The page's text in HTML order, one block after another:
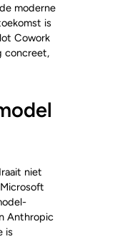
moderne
is
Cowork
concreet,
niet
Anthropic
is